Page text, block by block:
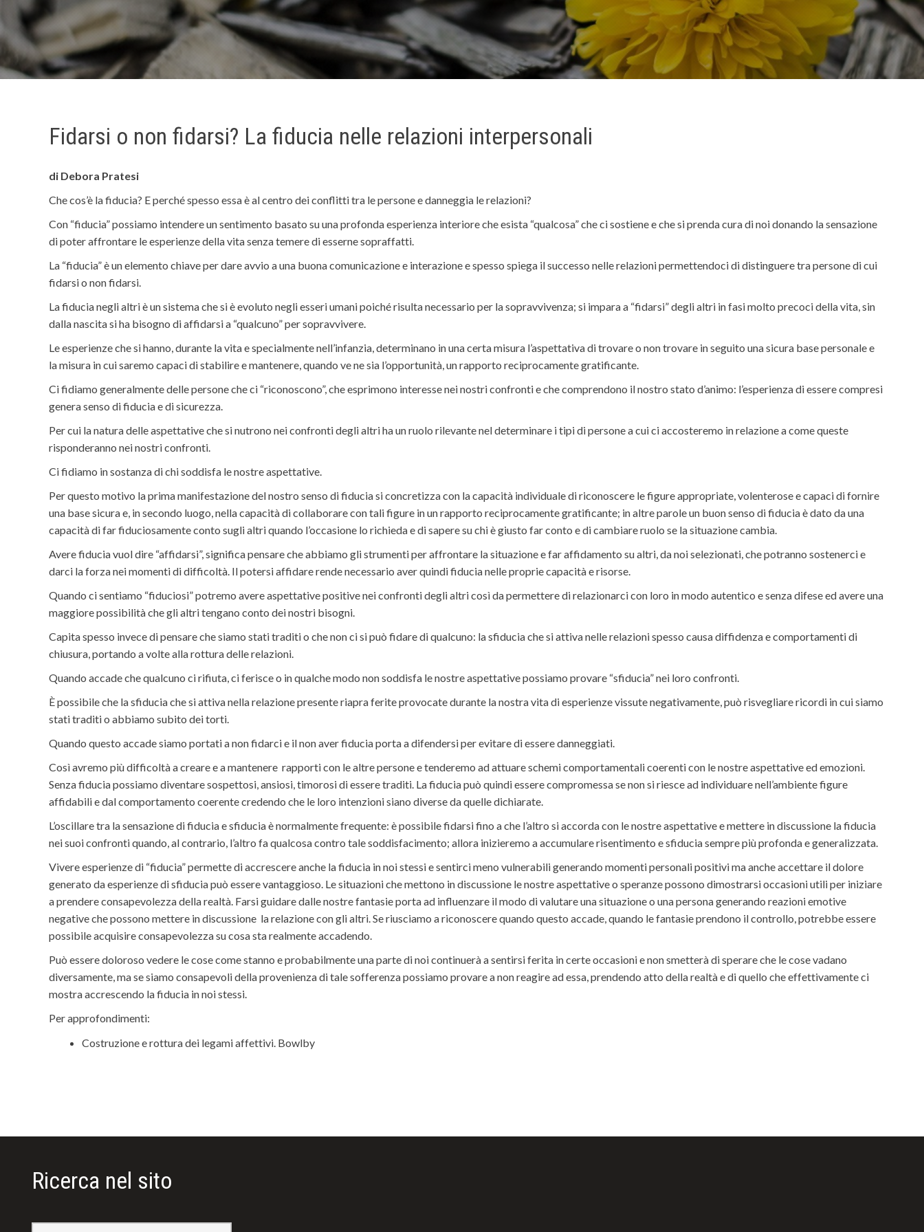
Fidarsi o non fidarsi? La fiducia nelle relazioni interpersonali
di Debora Pratesi
Che cos’è la fiducia? E perché spesso essa è al centro dei conflitti tra le persone e danneggia le relazioni?
Con “fiducia” possiamo intendere un sentimento basato su una profonda esperienza interiore che esista “qualcosa” che ci sostiene e che si prenda cura di noi donando la sensazione
di poter affrontare le esperienze della vita senza temere di esserne sopraffatti.
La “fiducia” è un elemento chiave per dare avvio a una buona comunicazione e interazione e spesso spiega il successo nelle relazioni permettendoci di distinguere tra persone di cui
fidarsi o non fidarsi.
La fiducia negli altri è un sistema che si è evoluto negli esseri umani poiché risulta necessario per la sopravvivenza; si impara a “fidarsi” degli altri in fasi molto precoci della vita, sin
dalla nascita si ha bisogno di affidarsi a “qualcuno” per sopravvivere.
Le esperienze che si hanno, durante la vita e specialmente nell’infanzia, determinano in una certa misura l’aspettativa di trovare o non trovare in seguito una sicura base personale e
la misura in cui saremo capaci di stabilire e mantenere, quando ve ne sia l’opportunità, un rapporto reciprocamente gratificante.
Ci fidiamo generalmente delle persone che ci “riconoscono”, che esprimono interesse nei nostri confronti e che comprendono il nostro stato d’animo: l’esperienza di essere compresi
genera senso di fiducia e di sicurezza.
Per cui la natura delle aspettative che si nutrono nei confronti degli altri ha un ruolo rilevante nel determinare i tipi di persone a cui ci accosteremo in relazione a come queste
risponderanno nei nostri confronti.
Ci fidiamo in sostanza di chi soddisfa le nostre aspettative.
Per questo motivo la prima manifestazione del nostro senso di fiducia si concretizza con la capacità individuale di riconoscere le figure appropriate, volenterose e capaci di fornire
una base sicura e, in secondo luogo, nella capacità di collaborare con tali figure in un rapporto reciprocamente gratificante; in altre parole un buon senso di fiducia è dato da una
capacità di far fiduciosamente conto sugli altri quando l’occasione lo richieda e di sapere su chi è giusto far conto e di cambiare ruolo se la situazione cambia.
Avere fiducia vuol dire “affidarsi”, significa pensare che abbiamo gli strumenti per affrontare la situazione e far affidamento su altri, da noi selezionati, che potranno sostenerci e
darci la forza nei momenti di difficoltà. Il potersi affidare rende necessario aver quindi fiducia nelle proprie capacità e risorse.
Quando ci sentiamo “fiduciosi” potremo avere aspettative positive nei confronti degli altri così da permettere di relazionarci con loro in modo autentico e senza difese ed avere una
maggiore possibilità che gli altri tengano conto dei nostri bisogni.
Capita spesso invece di pensare che siamo stati traditi o che non ci si può fidare di qualcuno: la sfiducia che si attiva nelle relazioni spesso causa diffidenza e comportamenti di
chiusura, portando a volte alla rottura delle relazioni.
Quando accade che qualcuno ci rifiuta, ci ferisce o in qualche modo non soddisfa le nostre aspettative possiamo provare “sfiducia” nei loro confronti.
È possibile che la sfiducia che si attiva nella relazione presente riapra ferite provocate durante la nostra vita di esperienze vissute negativamente, può risvegliare ricordi in cui siamo
stati traditi o abbiamo subito dei torti.
Quando questo accade siamo portati a non fidarci e il non aver fiducia porta a difendersi per evitare di essere danneggiati.
Così avremo più difficoltà a creare e a mantenere rapporti con le altre persone e tenderemo ad attuare schemi comportamentali coerenti con le nostre aspettative ed emozioni.
Senza fiducia possiamo diventare sospettosi, ansiosi, timorosi di essere traditi. La fiducia può quindi essere compromessa se non si riesce ad individuare nell’ambiente figure
affidabili e dal comportamento coerente credendo che le loro intenzioni siano diverse da quelle dichiarate.
L’oscillare tra la sensazione di fiducia e sfiducia è normalmente frequente: è possibile fidarsi fino a che l’altro si accorda con le nostre aspettative e mettere in discussione la fiducia
nei suoi confronti quando, al contrario, l’altro fa qualcosa contro tale soddisfacimento; allora inizieremo a accumulare risentimento e sfiducia sempre più profonda e generalizzata.
Vivere esperienze di “fiducia” permette di accrescere anche la fiducia in noi stessi e sentirci meno vulnerabili generando momenti personali positivi ma anche accettare il dolore
generato da esperienze di sfiducia può essere vantaggioso. Le situazioni che mettono in discussione le nostre aspettative o speranze possono dimostrarsi occasioni utili per iniziare
a prendere consapevolezza della realtà. Farsi guidare dalle nostre fantasie porta ad influenzare il modo di valutare una situazione o una persona generando reazioni emotive
negative che possono mettere in discussione la relazione con gli altri. Se riusciamo a riconoscere quando questo accade, quando le fantasie prendono il controllo, potrebbe essere
possibile acquisire consapevolezza su cosa sta realmente accadendo.
Può essere doloroso vedere le cose come stanno e probabilmente una parte di noi continuerà a sentirsi ferita in certe occasioni e non smetterà di sperare che le cose vadano
diversamente, ma se siamo consapevoli della provenienza di tale sofferenza possiamo provare a non reagire ad essa, prendendo atto della realtà e di quello che effettivamente ci
mostra accrescendo la fiducia in noi stessi.
Per approfondimenti:
Costruzione e rottura dei legami affettivi. Bowlby
Ricerca nel sito